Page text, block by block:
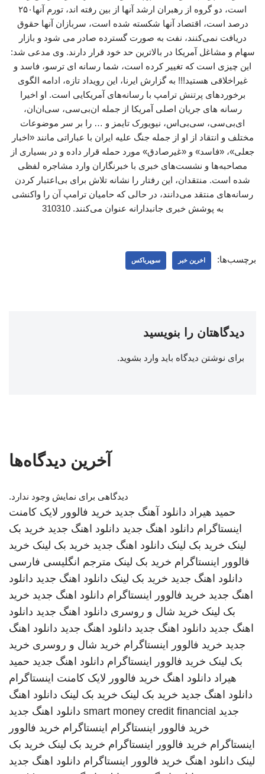
است، دو گروه از رهبران ارشد آنها از بین رفته اند، تورم آنها۲۵۰
درصد است، اقتصاد آنها شکسته شده است، سربازان آنها حقوق
دریافت نمی‌کنند، نفت به صورت گسترده صادر می شود و بازار
سهام و مشاغل آمریکا در بالاترین حد خود قرار دارند. وی مدعی شد:
این چیزی است که تغییر کرده است، شما رسانه ای ترسو، فاسد و
غیراخلاقی هستید!!! به گزارش ایرنا، این رویداد تازه، ادامه الگوی
برخوردهای پرتنش ترامپ با رسانه‌های آمریکایی است. او اخیرا
رسانه های جریان اصلی آمریکا از جمله ان‌بی‌سی، سی‌ان‌ان،
ای‌بی‌سی، سی‌بی‌اس، نیویورک تایمز و … را بر سر موضوعات
مختلف و انتقاد از او از جمله جنگ علیه ایران با عباراتی مانند «اخبار
جعلی»، «فاسد» و «غیرصادق» مورد حمله قرار داده و در بسیاری از
مصاحبه‌ها و نشست‌های خبری با خبرنگاران وارد مشاجره لفظی
شده است. منتقدان، این رفتار را نشانه تلاش برای بی‌اعتبار کردن
رسانه‌های منتقد می‌دانند، در حالی که حامیان ترامپ آن را واکنشی
به پوشش خبری جانبدارانه عنوان می‌کنند. 310310
برچسب‌ها: اخرین خبر سوپرباکس
دیدگاهتان را بنویسید
برای نوشتن دیدگاه باید وارد بشوید.
آخرین دیدگاه‌ها
دیدگاهی برای نمایش وجود ندارد.
حمید هیراد دانلود آهنگ جدید خرید فالوور لایک کامنت
اینستاگرام دانلود اهنگ جدید دانلود اهنگ جدید خرید بک
لینک خرید بک لینک دانلود اهنگ جدید خرید بک لینک خرید
فالوور اینستاگرام خرید بک لینک مترجم انگلیسی فارسی
دانلود اهنگ جدید خرید بک لینک دانلود اهنگ جدید دانلود
اهنگ جدید خرید فالوور اینستاگرام دانلود اهنگ جدید خرید
بک لینک خرید شال و روسری دانلود اهنگ جدید دانلود
اهنگ جدید دانلود اهنگ جدید دانلود اهنگ جدید دانلود اهنگ
جدید خرید فالوور اینستاگرام خرید شال و روسری خرید
بک لینک خرید فالوور اینستاگرام دانلود اهنگ جدید حمید
هیراد دانلود اهنگ خرید فالوور لایک کامنت اینستاگرام
دانلود اهنگ جدید خرید بک لینک خرید بک لینک دانلود اهنگ
جدید smart money credit financial دانلود اهنگ جدید
خرید فالوور اینستاگرام اینستاگرام خرید فالوور
اینستاگرام خرید فالوور اینستاگرام خرید بک لینک خرید بک
لینک دانلود اهنگ خرید فالوور اینستاگرام دانلود اهنگ جدید